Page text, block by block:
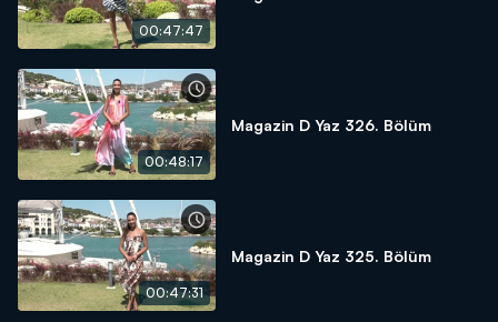
00:47:47
00:48:17
Magazin D Yaz 326. Bölüm
00:47:31
Magazin D Yaz 325. Bölüm